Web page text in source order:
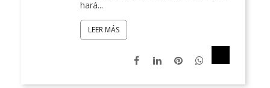
hará...
LEER MÁS